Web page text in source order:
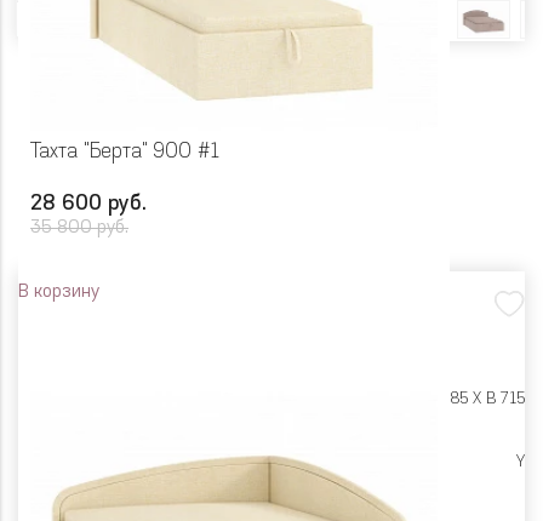
Тахта "Берта" 900 #1
28 600 руб.
35 800 руб.
В корзину
Ш 1075 X Г 2085 X В 715
Y